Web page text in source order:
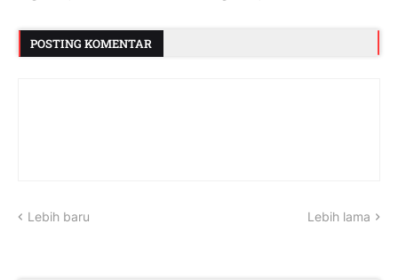
POSTING KOMENTAR
Lebih baru Lebih lama